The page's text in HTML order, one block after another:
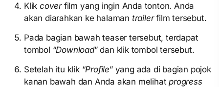
Klik cover film yang ingin Anda tonton. Anda
akan diarahkan ke halaman trailerfilm tersebut.
Pada bagian bawah teaser tersebut, terdapat
tombol “Download” dan klik tombol tersebut.
Setelah itu klik “Profile” yang ada di bagian pojok
kanan bawah dan Anda akan melihatprogress